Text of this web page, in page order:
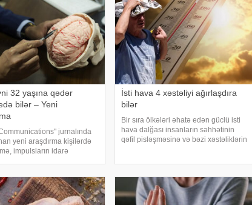
32 yaşına qədər
bilər – Yeni
jurnalında
yeni araşdırma kişilərdə
impulsların idarə
32 yaşına qədər inkişa
İsti hava 4 xəstəliyi ağırlaşdıra
bilər
Bir sıra ölkələri əhatə edən güclü isti
hava dalğası insanların səhhətinin
qəfil pisləşməsinə və bəzi xəstəliklərin